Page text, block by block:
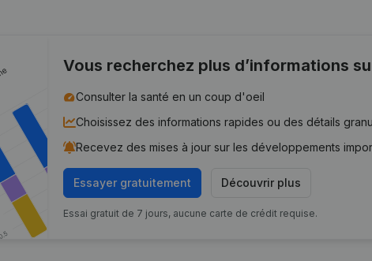
Vous recherchez plus d’informations
Consulter la santé en un coup d'oeil
Choisissez des informations rapides ou des détails
Recevez des mises à jour sur les développements
Essayer gratuitement Découvrir plus
Essai gratuit de 7 jours, aucune carte de crédit requise.